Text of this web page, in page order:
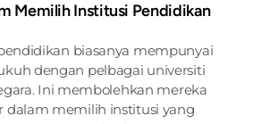
Memilih Institusi Pendidikan
biasanya mempunyai
dengan pelbagai universiti
Ini membolehkan mereka
dalam memilih institusi yang